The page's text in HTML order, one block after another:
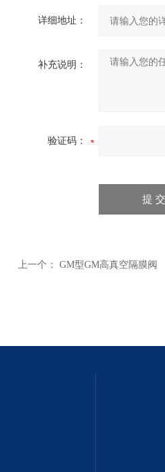
详细地址：
补充说明：
验证码：
上一个： GM型GM高真空隔膜阀